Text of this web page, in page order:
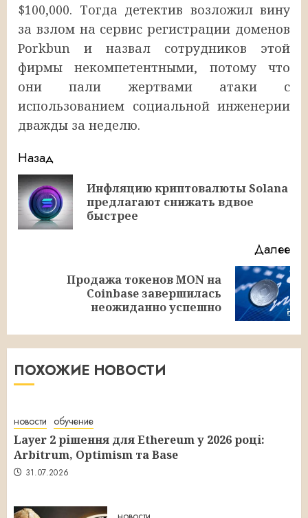
$100,000. Тогда детектив возложил вину
за взлом на сервис регистрации доменов
Porkbun и назвал сотрудников этой
фирмы некомпетентными, потому что
они пали жертвами атаки с
использованием социальной инженерии
дважды за неделю.
Продолжить
чтение
Назад
Инфляцию криптовалюты Solana
предлагают снижать вдвое
быстрее
Далее
Следующая
Продажа токенов MON на
Coinbase завершилась
неожиданно успешно
ПОХОЖИЕ НОВОСТИ
новости обучение
Layer 2 рішення для Ethereum у 2026 році:
Arbitrum, Optimism та Base
31.07.2026